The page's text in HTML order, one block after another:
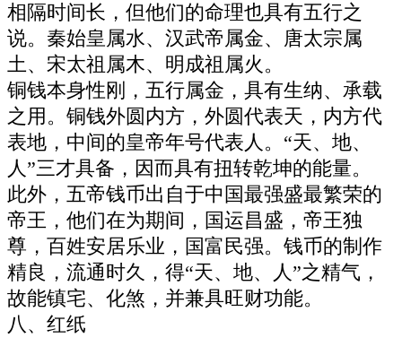
相隔时间长，但他们的命理也具有五行之
说。秦始皇属水、汉武帝属金、唐太宗属
土、宋太祖属木、明成祖属火。
铜钱本身性刚，五行属金，具有生纳、承载
之用。铜钱外圆内方，外圆代表天，内方代
表地，中间的皇帝年号代表人。“天、地、
人”三才具备，因而具有扭转乾坤的能量。
此外，五帝钱币出自于中国最强盛最繁荣的
帝王，他们在为期间，国运昌盛，帝王独
尊，百姓安居乐业，国富民强。钱币的制作
精良，流通时久，得“天、地、人”之精气，
故能镇宅、化煞，并兼具旺财功能。
八、红纸